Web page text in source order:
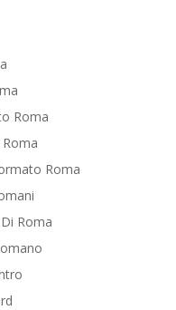
Roma
Roma
Roma